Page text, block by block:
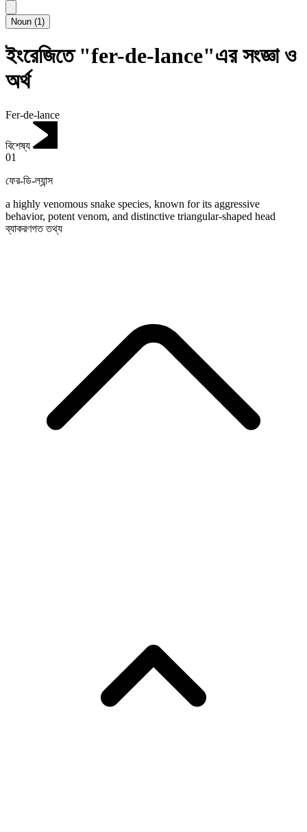
Noun (1)
ইংরেজিতে "fer-de-lance"এর সংজ্ঞা ও
অর্থ
Fer-de-lance
বিশেষ্য
01
ফের-ডি-ল্যান্স
a highly venomous snake species, known for its aggressive
behavior, potent venom, and distinctive triangular-shaped head
ব্যাকরণগত তথ্য